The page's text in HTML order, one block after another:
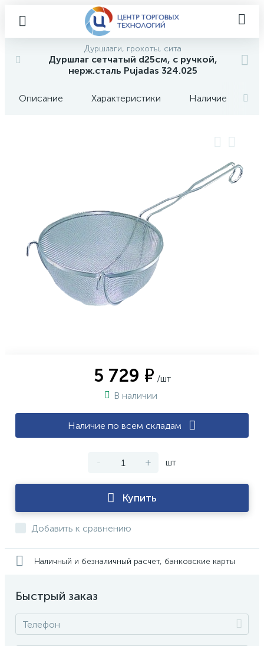
Дуршлаги, грохоты, сита
Дуршлаг сетчатый d25см, с ручкой,
нерж.сталь Pujadas 324.025
Описание Характеристики Наличие
5 729 ₽ /шт
В наличии
Наличие по всем складам
- + шт
Купить
Добавить к сравнению
Наличный и безналичный расчет, банковские карты
Быстрый заказ